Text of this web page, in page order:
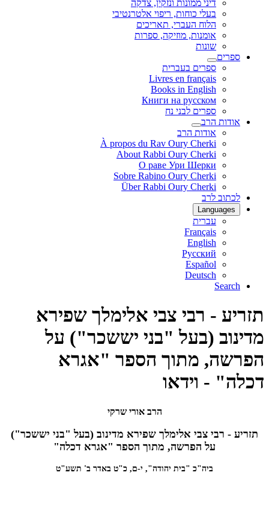
דיני ממונות ונזקין, צדקה
בעלי כוחות, ריפוי אלטרנטיבי
הלוח העברי, תאריכים
אומנות, מוזיקה, ספרות
שונות
ספרים
ספרים בעברית
Livres en français
Books in English
Книги на русском
ספרים לבני נח
אודות הרב
אודות הרב
À propos du Rav Oury Cherki
About Rabbi Oury Cherki
О раве Ури Шерки
Sobre Rabino Oury Cherki
Über Rabbi Oury Cherki
לכתוב לרב
Languages
עברית
Français
English
Русский
Español
Deutsch
Search
תזריע - רבי צבי אלימלך שפירא
מדינוב (בעל "בני יששכר") על
הפרשה, מתוך הספר "אגרא
דכלה" - וידאו
הרב אורי שרקי
תזריע - רבי צבי אלימלך שפירא מדינוב (בעל "בני יששכר")
על הפרשה, מתוך הספר "אגרא דכלה"
ביה"כ "בית יהודה", י-ם, כ"ט באדר ב' תשע"ט